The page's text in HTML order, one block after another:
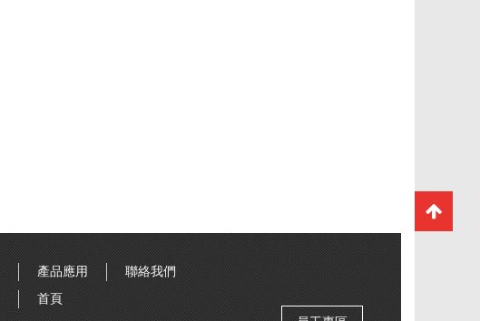
產品應用
聯絡我們
首頁